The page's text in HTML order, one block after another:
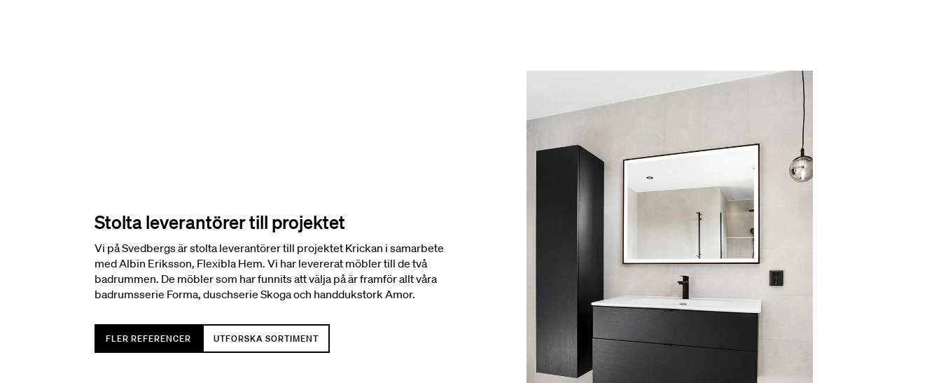
Stolta leverantörer till projektet
Vi på Svedbergs är stolta leverantörer till projektet Krickan i samarbete
med Albin Eriksson, Flexibla Hem. Vi har levererat möbler till de två
badrummen. De möbler som har funnits att välja på är framför allt våra
badrumsserie Forma, duschserie Skoga och handdukstork Amor.
FLER REFERENCER UTFORSKA SORTIMENT